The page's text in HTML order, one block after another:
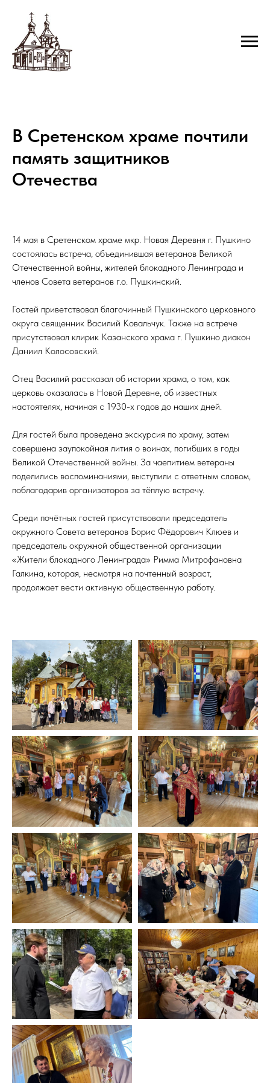
В Сретенском храме почтили
память защитников
Отечества
14 мая в Сретенском храме мкр. Новая Деревня г. Пушкино
состоялась встреча, объединившая ветеранов Великой
Отечественной войны, жителей блокадного Ленинграда и
членов Совета ветеранов г.о. Пушкинский.
Гостей приветствовал благочинный Пушкинского церковного
округа священник Василий Ковальчук. Также на встрече
присутствовал клирик Казанского храма г. Пушкино диакон
Даниил Колосовский.
Отец Василий рассказал об истории храма, о том, как
церковь оказалась в Новой Деревне, об известных
настоятелях, начиная с 1930-х годов до наших дней.
Для гостей была проведена экскурсия по храму, затем
совершена заупокойная лития о воинах, погибших в годы
Великой Отечественной войны. За чаепитием ветераны
поделились воспоминаниями, выступили с ответным словом,
поблагодарив организаторов за тёплую встречу.
Среди почётных гостей присутствовали председатель
окружного Совета ветеранов Борис Фёдорович Клюев и
председатель окружной общественной организации
«Жители блокадного Ленинграда» Римма Митрофановна
Галкина, которая, несмотря на почтенный возраст,
продолжает вести активную общественную работу.